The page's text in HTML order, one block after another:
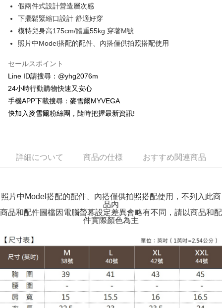
聯邦商業銀行
元大商業銀行
玉山商業銀行
星展(台湾)商業銀行
台新國際商業銀行
中国信託商業銀行
JKOPAY
Easy Wallet
ATM払い
代金引換
配送方法
全家取貨付款
配送毎にNT$100、NT$599以上で送料無料
付款後萊爾富取貨
配送毎にNT$100、NT$988以上で送料無料
配送毎にNT$100、NT$988以上で送料無料
付款後7-11取貨
配送毎にNT$100、NT$988以上で送料無料
大嘴鳥宅配通
配送毎にNT$100、NT$988以上で送料無料
假兩件式設計營造層次感
下擺鬆緊縮口設計 舒適好穿
模特兒身高175cm/體重55kg 穿著M號
照片中Model搭配的配件、內搭僅供拍照搭配使用
セールスポイント
Line ID請搜尋：@yhg2076m
24小時行動購物快速又安心
手機APP下載搜尋：麥雪爾MYVEGA
快加入麥雪爾粉絲團，隨時把握最新資訊!
詳細について 商品の仕様 おすすめ関連商品
照片中Model搭配的配件、內搭僅供拍照搭配使用，不列入此商
品內
商品和配件圖檔因電腦螢幕設定差異會略有不同，請以商品和配
件實際顏色為主